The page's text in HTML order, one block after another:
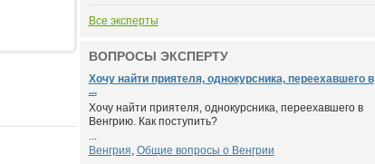
Все эксперты
ВОПРОСЫ ЭКСПЕРТУ
Хочу найти приятеля, однокурсника, переехавшего в
...
Хочу найти приятеля, однокурсника, переехавшего в
Венгрию. Как поступить?
...
Венгрия, Общие вопросы о Венгрии